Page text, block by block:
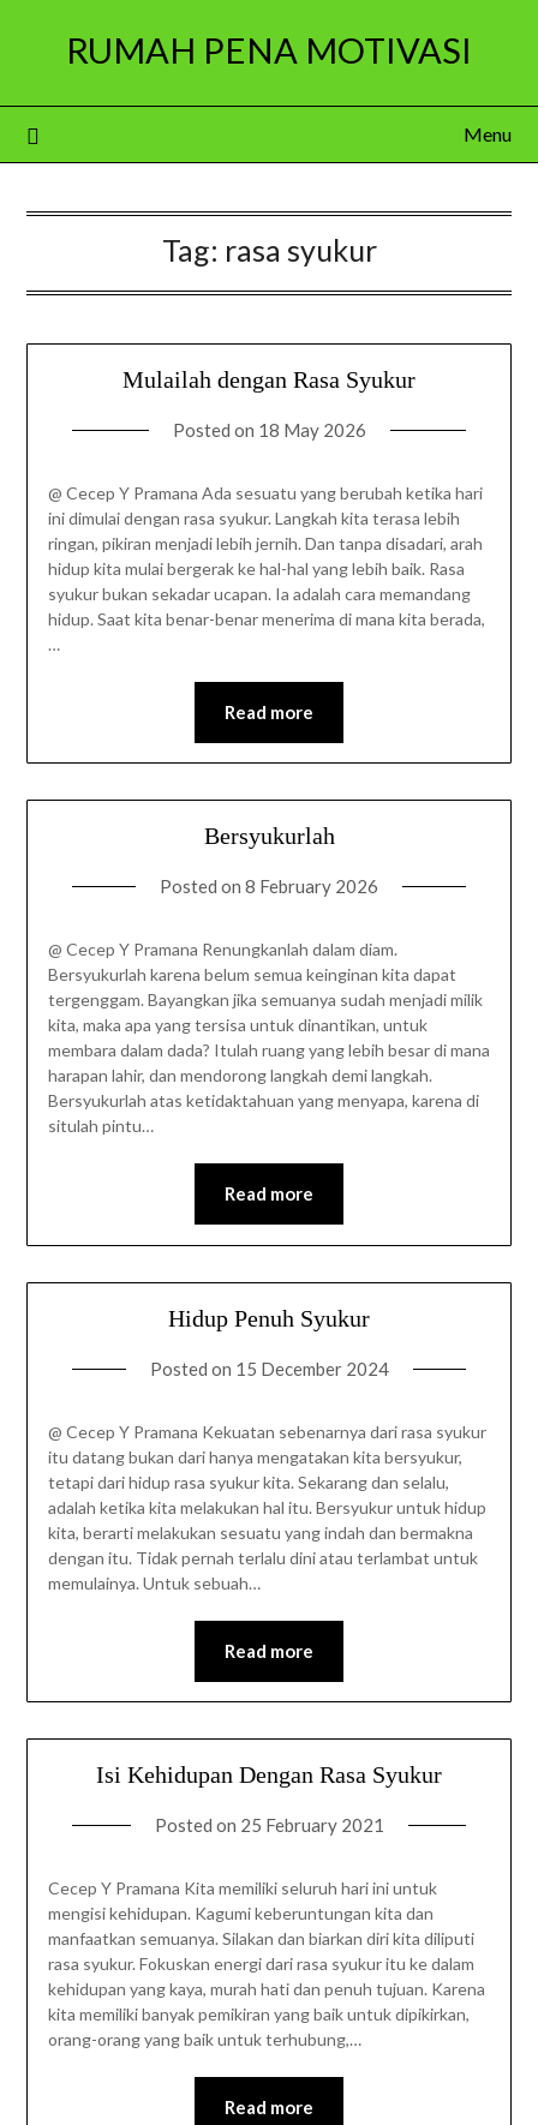
RUMAH PENA MOTIVASI
Menu
Tag: rasa syukur
Mulailah dengan Rasa Syukur
Posted on 18 May 2026
@ Cecep Y Pramana Ada sesuatu yang berubah ketika hari
ini dimulai dengan rasa syukur. Langkah kita terasa lebih
ringan, pikiran menjadi lebih jernih. Dan tanpa disadari, arah
hidup kita mulai bergerak ke hal-hal yang lebih baik. Rasa
syukur bukan sekadar ucapan. Ia adalah cara memandang
hidup. Saat kita benar-benar menerima di mana kita berada,
…
Read more
Bersyukurlah
Posted on 8 February 2026
@ Cecep Y Pramana Renungkanlah dalam diam.
Bersyukurlah karena belum semua keinginan kita dapat
tergenggam. Bayangkan jika semuanya sudah menjadi milik
kita, maka apa yang tersisa untuk dinantikan, untuk
membara dalam dada? Itulah ruang yang lebih besar di mana
harapan lahir, dan mendorong langkah demi langkah.
Bersyukurlah atas ketidaktahuan yang menyapa, karena di
situlah pintu…
Read more
Hidup Penuh Syukur
Posted on 15 December 2024
@ Cecep Y Pramana Kekuatan sebenarnya dari rasa syukur
itu datang bukan dari hanya mengatakan kita bersyukur,
tetapi dari hidup rasa syukur kita. Sekarang dan selalu,
adalah ketika kita melakukan hal itu. Bersyukur untuk hidup
kita, berarti melakukan sesuatu yang indah dan bermakna
dengan itu. Tidak pernah terlalu dini atau terlambat untuk
memulainya. Untuk sebuah…
Read more
Isi Kehidupan Dengan Rasa Syukur
Posted on 25 February 2021
Cecep Y Pramana Kita memiliki seluruh hari ini untuk
mengisi kehidupan. Kagumi keberuntungan kita dan
manfaatkan semuanya. Silakan dan biarkan diri kita diliputi
rasa syukur. Fokuskan energi dari rasa syukur itu ke dalam
kehidupan yang kaya, murah hati dan penuh tujuan. Karena
kita memiliki banyak pemikiran yang baik untuk dipikirkan,
orang-orang yang baik untuk terhubung,…
Read more